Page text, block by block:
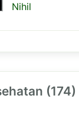
Nihil
(174)